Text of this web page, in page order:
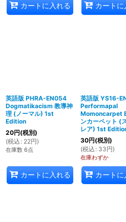
カートに入れる カートに
英語版 PHRA-EN054
Dogmatikacism 教導神
理 (ノーマル) 1st
Edition
20円(税別)
(税込 : 22円)
在庫数 6点
カートに入れる
英語版 YS16-
Performapal
Momoncarpet
ンカーペット (
レア) 1st
30円(税別)
(税込 : 33円)
在庫わずか
カートに